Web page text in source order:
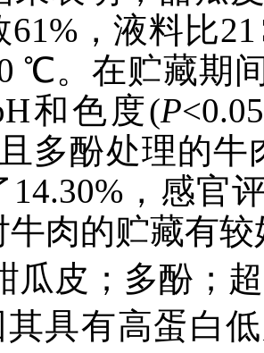
，液料比
℃。在贮藏期
和色度(P
多酚处理的
14.30%，感官
牛肉的贮藏有
瓜皮；多酚；
具有高蛋白